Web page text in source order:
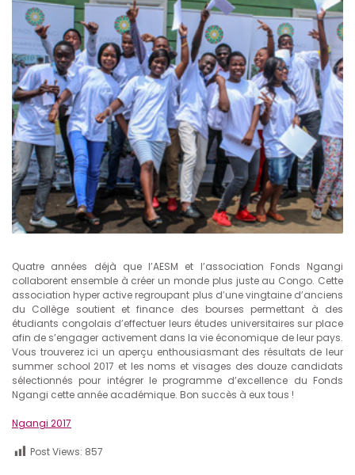
Quatre années déjà que l’AESM et l’association Fonds Ngangi
collaborent ensemble à créer un monde plus juste au Congo. Cette
association hyper active regroupant plus d’une vingtaine d’anciens
du Collège soutient et finance des bourses permettant à des
étudiants congolais d’effectuer leurs études universitaires sur place
afin de s’engager activement dans la vie économique de leur pays.
Vous trouverez ici un aperçu enthousiasmant des résultats de leur
summer school 2017 et les noms et visages des douze candidats
sélectionnés pour intégrer le programme d’excellence du Fonds
Ngangi cette année académique. Bon succès à eux tous !
Ngangi 2017
Post Views: 857